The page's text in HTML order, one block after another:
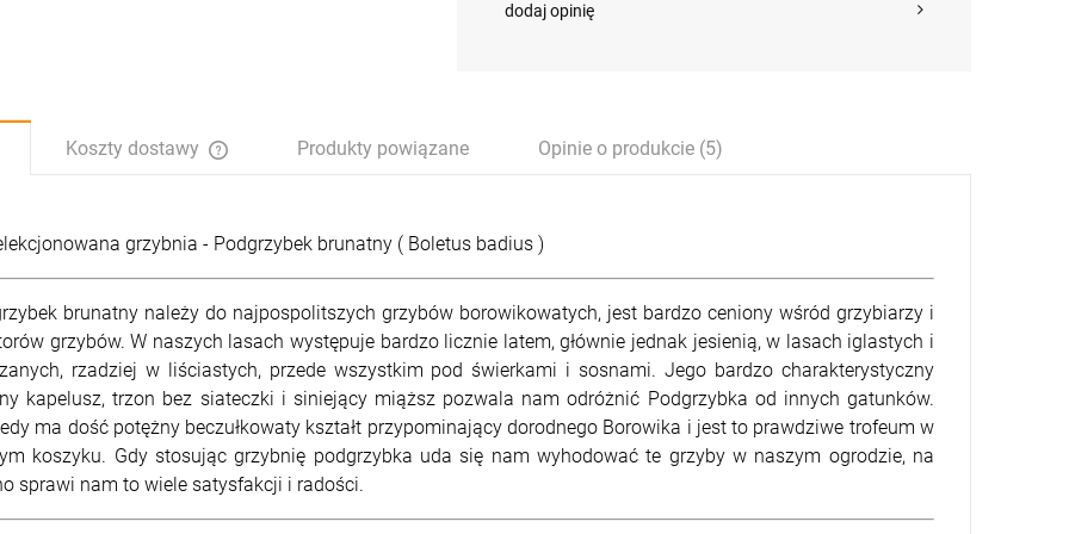
dodaj opinię
Koszty dostawy Produkty powiązane Opinie o produkcie (5)
grzybnia - Podgrzybek brunatny ( Boletus badius )
brunatny należy do najpospolitszych grzybów borowikowatych, jest bardzo ceniony wśród grzybiarzy i
grzybów. W naszych lasach występuje bardzo licznie latem, głównie jednak jesienią, w lasach iglastych i
rzadziej w liściastych, przede wszystkim pod świerkami i sosnami. Jego bardzo charakterystyczny
kapelusz, trzon bez siateczki i siniejący miąższ pozwala nam odróżnić Podgrzybka od innych gatunków.
ma dość potężny beczułkowaty kształt przypominający dorodnego Borowika i jest to prawdziwe trofeum w
koszyku. Gdy stosując grzybnię podgrzybka uda się nam wyhodować te grzyby w naszym ogrodzie, na
sprawi nam to wiele satysfakcji i radości.